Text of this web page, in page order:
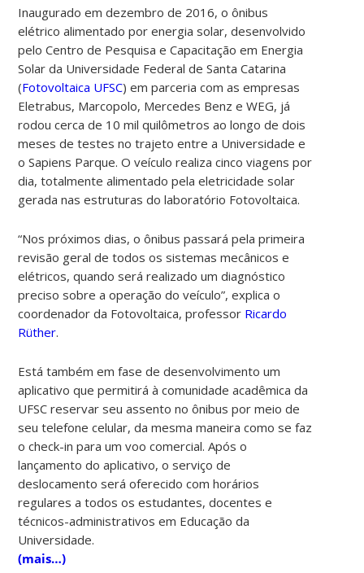
Inaugurado em dezembro de 2016, o ônibus
elétrico alimentado por energia solar, desenvolvido
pelo Centro de Pesquisa e Capacitação em Energia
Solar da Universidade Federal de Santa Catarina
(Fotovoltaica UFSC) em parceria com as empresas
Eletrabus, Marcopolo, Mercedes Benz e WEG, já
rodou cerca de 10 mil quilômetros ao longo de dois
meses de testes no trajeto entre a Universidade e
o Sapiens Parque. O veículo realiza cinco viagens por
dia, totalmente alimentado pela eletricidade solar
gerada nas estruturas do laboratório Fotovoltaica.
“Nos próximos dias, o ônibus passará pela primeira
revisão geral de todos os sistemas mecânicos e
elétricos, quando será realizado um diagnóstico
preciso sobre a operação do veículo”, explica o
coordenador da Fotovoltaica, professor Ricardo
Rüther.
Está também em fase de desenvolvimento um
aplicativo que permitirá à comunidade acadêmica da
UFSC reservar seu assento no ônibus por meio de
seu telefone celular, da mesma maneira como se faz
o check-in para um voo comercial. Após o
lançamento do aplicativo, o serviço de
deslocamento será oferecido com horários
regulares a todos os estudantes, docentes e
técnicos-administrativos em Educação da
Universidade.
(mais…)